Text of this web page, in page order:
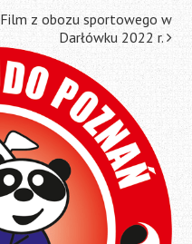
Film z obozu sportowego w
Darłówku 2022 r.